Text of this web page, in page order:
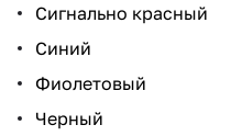
Сигнально красный
Синий
Фиолетовый
Черный